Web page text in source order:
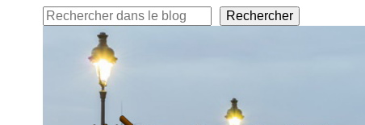
Rechercher Rechercher